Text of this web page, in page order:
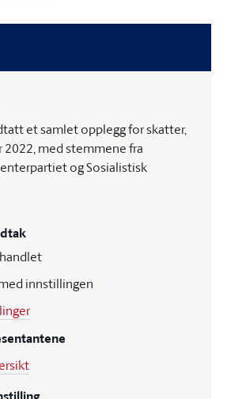
et samlet opplegg for skatter,
med stemmene fra
og Sosialistisk
innstillingen